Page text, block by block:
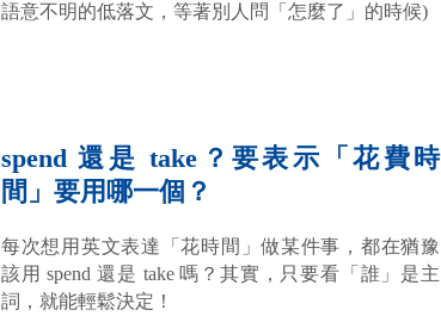
語意不明的低落文，等著別人問「怎麼了」的時候)
spend 還是 take？要表示「花費時
間」要用哪一個？
每次想用英文表達「花時間」做某件事，都在猶豫
該用 spend 還是 take 嗎？其實，只要看「誰」是主
詞，就能輕鬆決定！